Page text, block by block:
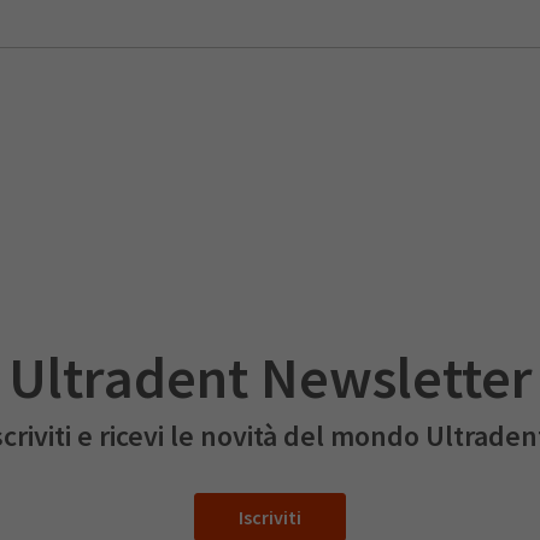
Ultradent Newsletter
e ricevi le novità del mondo
Iscriviti